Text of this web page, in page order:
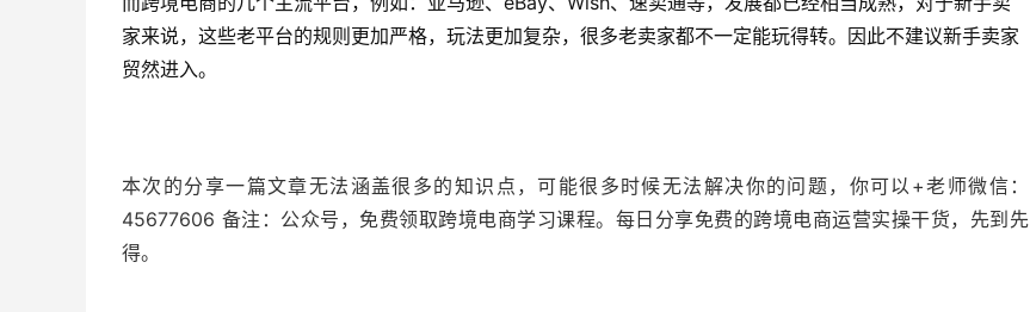
家来说，这些老平台的规则更加严格，玩法更加复杂，很多老卖家都不一定能玩得转。因此不建议新手卖家
贸然进入。
本次的分享一篇文章无法涵盖很多的知识点，可能很多时候无法解决你的问题，你可以+老师微信：
45677606 备注：公众号，免费领取跨境电商学习课程。每日分享免费的跨境电商运营实操干货，先到先
得。